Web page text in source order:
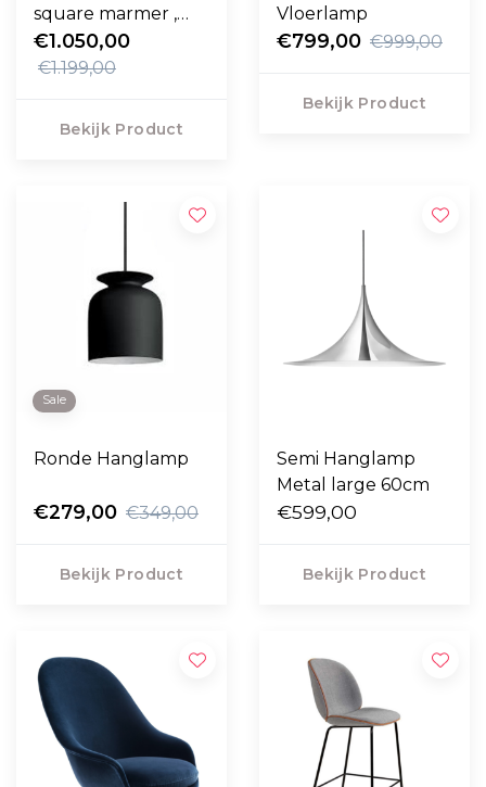
square marmer ,
zwart voet 55 x 55
€1.050,00
€1.199,00
Bekijk Product
Vloerlamp
€799,00 €999,00
Bekijk Product
Sale
Ronde Hanglamp
€279,00 €349,00
Bekijk Product
Semi Hanglamp
Metal large 60cm
€599,00
Bekijk Product